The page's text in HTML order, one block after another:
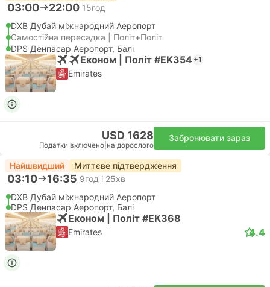
03:00 22:00 15год
DXB Дубай міжнародний Аеропорт
Самостійна пересадка | Політ+Політ
DPS Денпасар Аеропорт, Балі
Економ | Політ #EK354 +1
Emirates
USD 1628
Податки включено на дорослого
Забронювати зараз
Найшвидший Миттєве підтвердження
03:10 16:35 9год і 25хв
DXB Дубай міжнародний Аеропорт
DPS Денпасар Аеропорт, Балі
Економ | Політ #EK368
Emirates 4.4